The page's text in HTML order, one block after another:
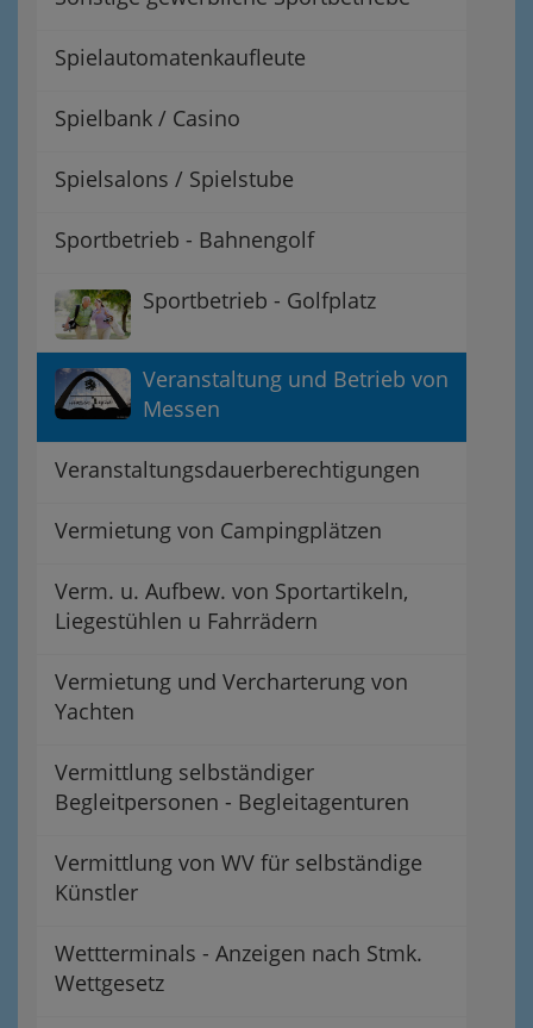
Spielautomatenkaufleute
Spielbank / Casino
Spielsalons / Spielstube
Sportbetrieb - Bahnengolf
Sportbetrieb - Golfplatz
Veranstaltung und Betrieb von
Messen
Veranstaltungsdauerberechtigungen
Vermietung von Campingplätzen
Verm. u. Aufbew. von Sportartikeln,
Liegestühlen u Fahrrädern
Vermietung und Vercharterung von
Yachten
Vermittlung selbständiger
Begleitpersonen - Begleitagenturen
Vermittlung von WV für selbständige
Künstler
Wettterminals - Anzeigen nach Stmk.
Wettgesetz